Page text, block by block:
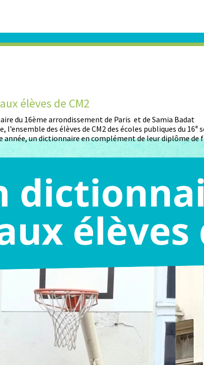
élèves de CM2
du 16ème arrondissement de Paris et de Samia Badat
des élèves de CM2 des écoles publiques du 16ᵉ
année, un dictionnaire en complément de leur diplôme de